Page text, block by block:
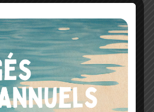
Multiréflexion ZnSe-
ATR, Transmission,
DialPath, TumblrIR,
Réflexion diffuse,
Réflexion spéculaire (10
degrés), Réflexion
spéculaire (45 degrés),